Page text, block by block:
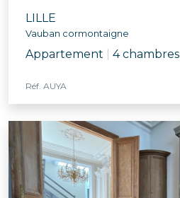
LILLE
Vauban cormontaigne
Appartement 4 chambres
Réf. AUYA